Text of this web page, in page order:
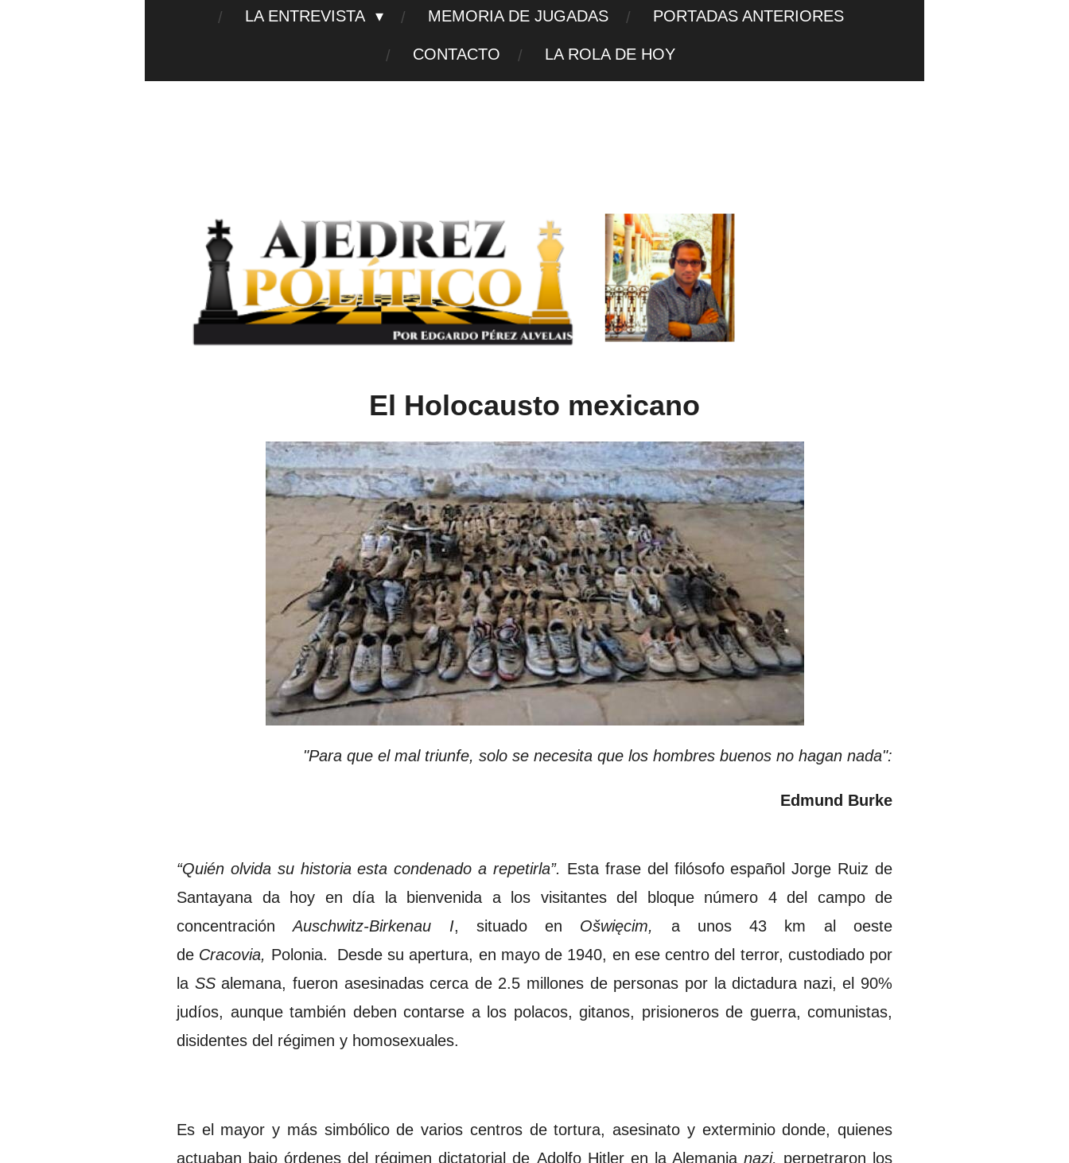
LA ENTREVISTA MEMORIA DE JUGADAS PORTADAS ANTERIORES
CONTACTO LA ROLA DE HOY
El Holocausto mexicano
"Para que el mal triunfe, solo se necesita que los hombres buenos no hagan nada":
Edmund Burke
“Quién olvida su historia esta condenado a repetirla”. Esta frase del filósofo español Jorge Ruiz de
Santayana da hoy en día la bienvenida a los visitantes del bloque número 4 del campo de
concentración
Auschwitz-Birkenau I, situado en Ošwięcim,
a unos 43 km al oeste
de Cracovia, Polonia. Desde su apertura, en mayo de 1940, en ese centro del terror, custodiado por
la SS alemana, fueron asesinadas cerca de 2.5 millones de personas por la dictadura nazi, el 90%
judíos, aunque también deben contarse a los polacos, gitanos, prisioneros de guerra, comunistas,
disidentes del régimen y homosexuales.
Es el mayor y más simbólico de varios centros de tortura, asesinato y exterminio donde, quienes
actuaban bajo órdenes del régimen dictatorial de Adolfo Hitler en la Alemania nazi, perpetraron los